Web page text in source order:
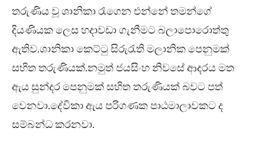
තරුණිය වූ ශානිකා රැගෙන එන්නේ තමන්ගේ
දියණියක ලෙස හදාවඩා ගැනීමට බලාපොරොත්තු
ඇතිව.ශානිකා කෙට්ටු සිරුරැති මලානික පෙනුමක්
සහිත තරුණියක්.නමුත් ජයසිංහ නිවසේ ආදරය මත
ඇය සුන්දර පෙනුමක් සහිත තරුණියක් බවට පත්
වෙනවා.දේවිකා ඇය පරිගණක පාඨමාලාවකට ද
සම්බන්ධ කරනවා.